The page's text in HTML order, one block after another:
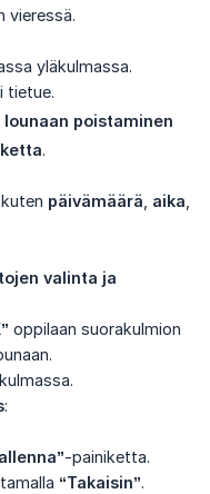
vieressä.
yläkulmassa.
tietue.
poistaminen
.
päivämäärä aika
valinta ja
oppilaan suorakulmion
:
-painiketta.
“Takaisin”.